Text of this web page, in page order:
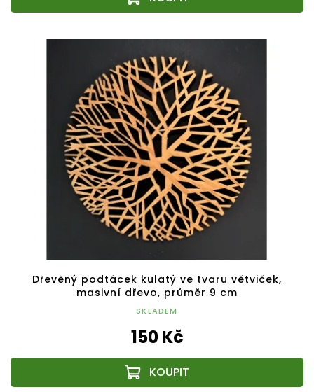
Dřevěný podtácek kulatý ve tvaru větviček,
masivní dřevo, průměr 9 cm
SKLADEM
150 Kč